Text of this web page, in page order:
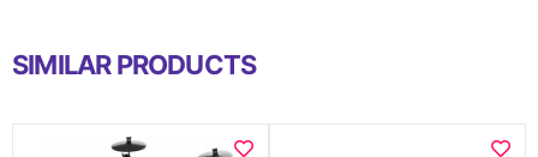
SIMILAR PRODUCTS